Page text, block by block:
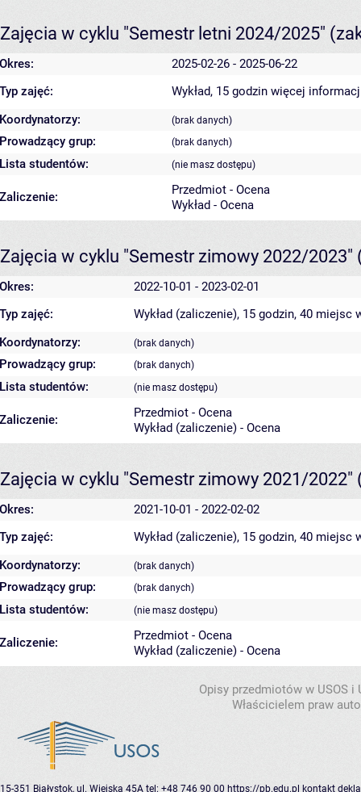
Zajęcia w cyklu "Semestr letni 2024/2025"
Okres:
2025-02-26 - 2025-06-22
Typ zajęć:
Wykład, 15 godzin więcej
Koordynatorzy:
(brak danych)
Prowadzący grup: (brak danych)
Lista studentów: (nie masz dostępu)
Zaliczenie:
Przedmiot - Ocena
Wykład - Ocena
Zajęcia w cyklu "Semestr zimowy 2022/2023"
Okres:
2022-10-01 - 2023-02-01
Typ zajęć:
Wykład (zaliczenie), 15 godzin, 40 miejsc
Koordynatorzy:
(brak danych)
Prowadzący grup: (brak danych)
Lista studentów: (nie masz dostępu)
Zaliczenie:
Przedmiot - Ocena
Wykład (zaliczenie) - Ocena
Zajęcia w cyklu "Semestr zimowy 2021/2022"
Okres:
2021-10-01 - 2022-02-02
Typ zajęć:
Wykład (zaliczenie), 15 godzin, 40 miejsc
Koordynatorzy:
(brak danych)
Prowadzący grup: (brak danych)
Lista studentów: (nie masz dostępu)
Zaliczenie:
Przedmiot - Ocena
Wykład (zaliczenie) - Ocena
Opisy przedmiotów w USOS
Właścicielem praw
15-351 Białystok, ul. Wiejska 45A tel: +48 746 90 00 https://pb.edu.pl kontakt